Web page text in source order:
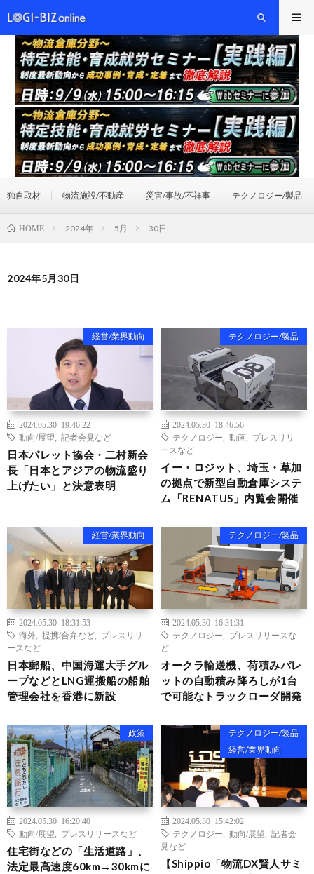
独自取材 物流施設/不動産 災害/事故/不祥事 テクノロジー/製品
HOME 2024年 5月 30日
2024年5月30日
経営/業界動向
2024.05.30 19:46:22
動向/展望
記者会見など
日本パレット協会・二村新会
長「日本とアジアの物流盛り
上げたい」と決意表明
テクノロジー/製品
2024.05.30 18:46:56
テクノロジー
動画
プレスリリ
ースなど
イー・ロジット、埼玉・草加
の拠点で新型自動倉庫システ
ム「RENATUS」内覧会開催
経営/業界動向
2024.05.30 18:31:53
海外
提携/合弁など
プレスリリ
ースなど
日本郵船、中国海運大手グル
ープなどとLNG運搬船の船舶
管理会社を香港に新設
テクノロジー/製品
2024.05.30 16:31:31
テクノロジー
プレスリリースな
ど
オークラ輸送機、荷積みパレ
ットの自動積み降ろしが1台
で可能なトラックローダ開発
政策
2024.05.30 16:20:40
動向/展望
プレスリリースなど
住宅街などの「生活道路」、
法定最高速度60km→30kmに
テクノロジー/製品
経営/業界動向
2024.05.30 15:42:02
テクノロジー
動向/展望
記者会
見など
【Shippio「物流DX賢人サミ